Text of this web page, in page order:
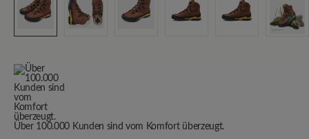
Über 100.000 Kunden sind vom Komfort überzeugt.